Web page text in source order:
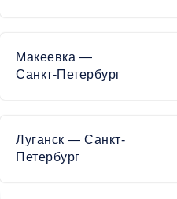
Макеевка —
Санкт-Петербург
Луганск — Санкт-
Петербург